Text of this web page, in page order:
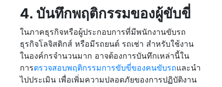
4. บันทึกพฤติกรรมของผู้ขับขี่
ในภาคธุรกิจหรือผู้ประกอบการที่มีพนักงานขับรถ
ธุรกิจโลจิสติกส์ หรือมีรถยนต์ รถเช่า สำหรับใช้งาน
ในองค์กรจำนวนมาก อาจต้องการบันทึกเหล่านี้ใน
การตรวจสอบพฤติกรรมการขับขี่ของคนขับรถและนำ
ไปประเมิน เพื่อเพิ่มความปลอดภัยของการปฏิบัติงาน